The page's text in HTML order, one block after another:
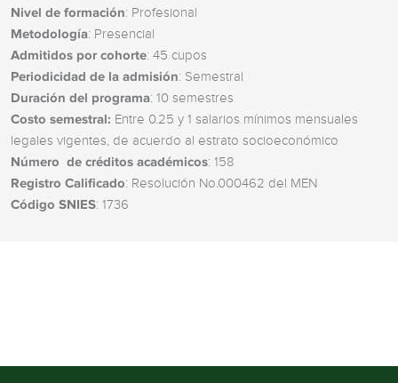
Nivel de formación: Profesional
Metodología: Presencial
Admitidos por cohorte: 45 cupos
Periodicidad de la admisión: Semestral
Duración del programa: 10 semestres
Costo semestral: Entre 0.25 y 1 salarios mínimos mensuales
legales vigentes, de acuerdo al estrato socioeconómico
Número de créditos académicos: 158
Registro Calificado: Resolución No.000462 del MEN
Código SNIES: 1736